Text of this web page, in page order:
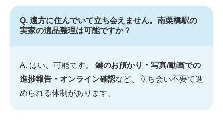
Q. 遠方に住んでいて立ち会えません。南栗橋駅の
実家の遺品整理は可能ですか？
A. はい、可能です。 鍵のお預かり・写真/動画での
進捗報告・オンライン確認など、立ち会い不要で進
められる体制があります。